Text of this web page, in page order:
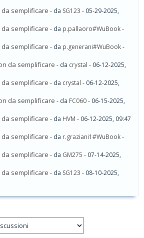
da semplificare - da SG123 - 05-29-2025,
da semplificare - da p.pallaoro#WuBook-
da semplificare - da p.generani#WuBook-
da semplificare - da crystal - 06-12-2025,
da semplificare - da crystal - 06-12-2025,
da semplificare - da FC060- 06-15-2025,
da semplificare - da HVM - 06-12-2025, 09:47
da semplificare - da r.graziani1#WuBook-
da semplificare - da GM275 - 07-14-2025,
da semplificare - da SG123 - 08-10-2025,